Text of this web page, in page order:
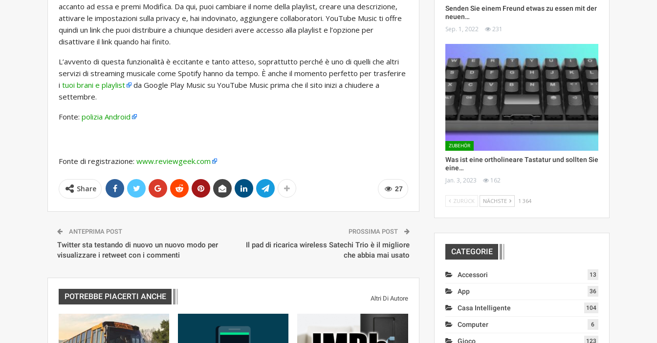
accanto ad essa e premi Modifica. Da qui, puoi cambiare il nome della playlist, creare una descrizione,
attivare le impostazioni sulla privacy e, hai indovinato, aggiungere collaboratori. YouTube Music ti offre
quindi un link che puoi distribuire a chiunque desideri avere accesso alla playlist e l’opzione per
disattivare il link quando hai finito.
L’avvento di questa funzionalità è eccitante e tanto atteso, soprattutto perché è uno di quelli che altri
servizi di streaming musicale come Spotify hanno da tempo. È anche il momento perfetto per trasferire
i tuoi brani e playlist
da Google Play Music su YouTube Music prima che il sito inizi a chiudere a
settembre.
Fonte: polizia Android
Fonte di registrazione: www.reviewgeek.com
27
Share
ANTEPRIMA POST
Twitter sta testando di nuovo un nuovo modo per
visualizzare i retweet con i commenti
PROSSIMA POST
Il pad di ricarica wireless Satechi Trio è il migliore
che abbia mai usato
POTREBBE PIACERTI ANCHE Altri Di Autore
Senden Sie einem Freund etwas zu essen mit der
neuen…
Sep. 1, 2022 231
ZUBEHÖR
Was ist eine ortholineare Tastatur und sollten Sie
eine…
Jan. 3, 2023 162
ZURÜCK NÄCHSTE 1 364
CATEGORIE
Accessori 13
App 36
Casa Intelligente 104
Computer 6
Gioco 123